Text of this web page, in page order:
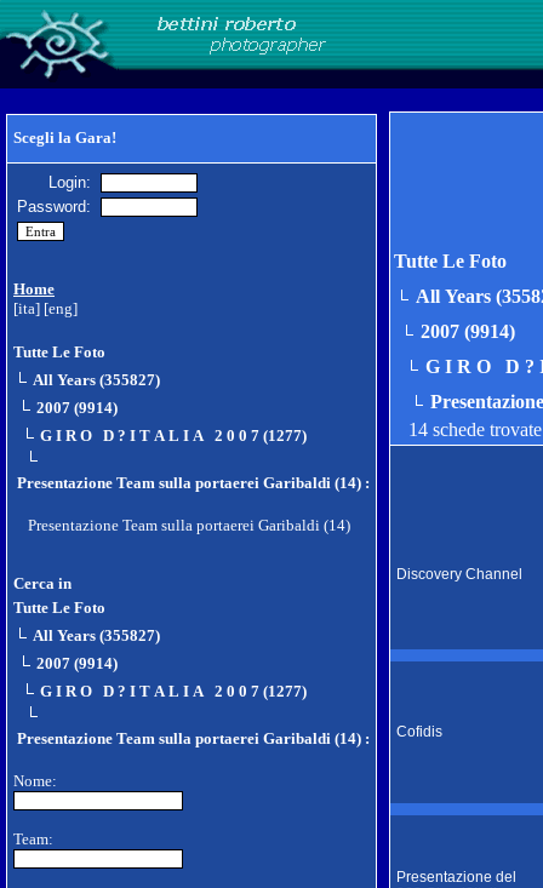
Scegli la Gara!
Login:
Password:
Home
[ita] [eng]
Tutte Le Foto
All Years (355827)
2007 (9914)
G I R O D ? I T A L I A 2 0 0 7 (1277)
Presentazione Team sulla portaerei Garibaldi (14) :
Presentazione Team sulla portaerei Garibaldi (14)
Cerca in
Tutte Le Foto
All Years (355827)
2007 (9914)
G I R O D ? I T A L I A 2 0 0 7 (1277)
Presentazione Team sulla portaerei Garibaldi (14) :
Nome:
Team:
Tutte Le Foto
All Years
2007 (9914)
G I R O D ?
14 schede
Discovery Channel
Cofidis
Presentazione del